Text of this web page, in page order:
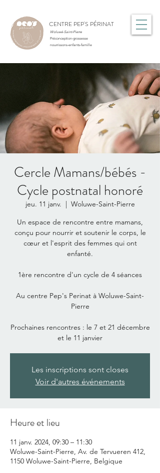
CENTRE PEP'S PÉRINAT
Woluwé-Saint-Pierre
Préconception-grossesse
nourrissons-enfants-famille
Cercle Mamans/bébés -
Cycle postnatal honoré
jeu. 11 janv.
  |
Woluwe-Saint-Pierre
Un espace de rencontre entre mamans,
conçu pour nourrir et soutenir le corps, le
cœur et l'esprit des femmes qui ont
enfanté.
1ère rencontre d'un cycle de 4 séances
Au centre Pep's Perinat à Woluwe-Saint-
Pierre
Prochaines rencontres : le 7 et 21 décembre
Les inscriptions sont closes
Voir d'autres événements
Heure et lieu
11 janv. 2024, 09:30 – 11:30
Woluwe-Saint-Pierre, Av. de Tervueren 412,
1150 Woluwe-Saint-Pierre, Belgique